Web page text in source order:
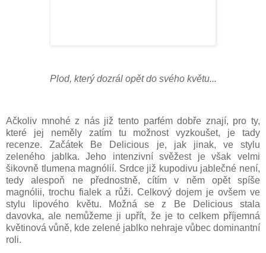
Plod, který dozrál opět do svého květu...
Ačkoliv mnohé z nás již tento parfém dobře znají, pro ty,
které jej neměly zatím tu možnost vyzkoušet, je tady
recenze. Začátek Be Delicious je, jak jinak, ve stylu
zeleného jablka. Jeho intenzivní svěžest je však velmi
šikovně tlumena magnólií. Srdce již kupodivu jablečné není,
tedy alespoň ne přednostně, cítím v něm opět spíše
magnólii, trochu fialek a růži. Celkový dojem je ovšem ve
stylu lipového květu. Možná se z Be Delicious stala
davovka, ale nemůžeme ji upřít, že je to celkem příjemná
květinová vůně, kde zelené jablko nehraje vůbec dominantní
roli.